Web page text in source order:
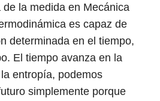
la medida en Mecánica
es capaz de
determinada en el tiempo,
El tiempo avanza en la
entropía, podemos
simplemente porque